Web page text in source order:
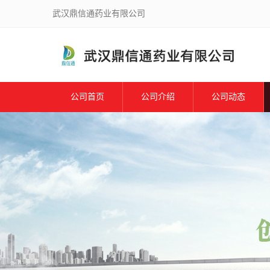
武汉鼎信通药业有限公司
公司首页 公司介绍 公司动态